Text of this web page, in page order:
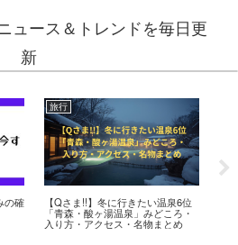
ュース＆トレンドを毎日更
新
の確
旅行
【Qさま!!】冬に行きたい温泉6位
「青森・酸ヶ湯温泉」みどころ・
入り方・アクセス・名物まとめ